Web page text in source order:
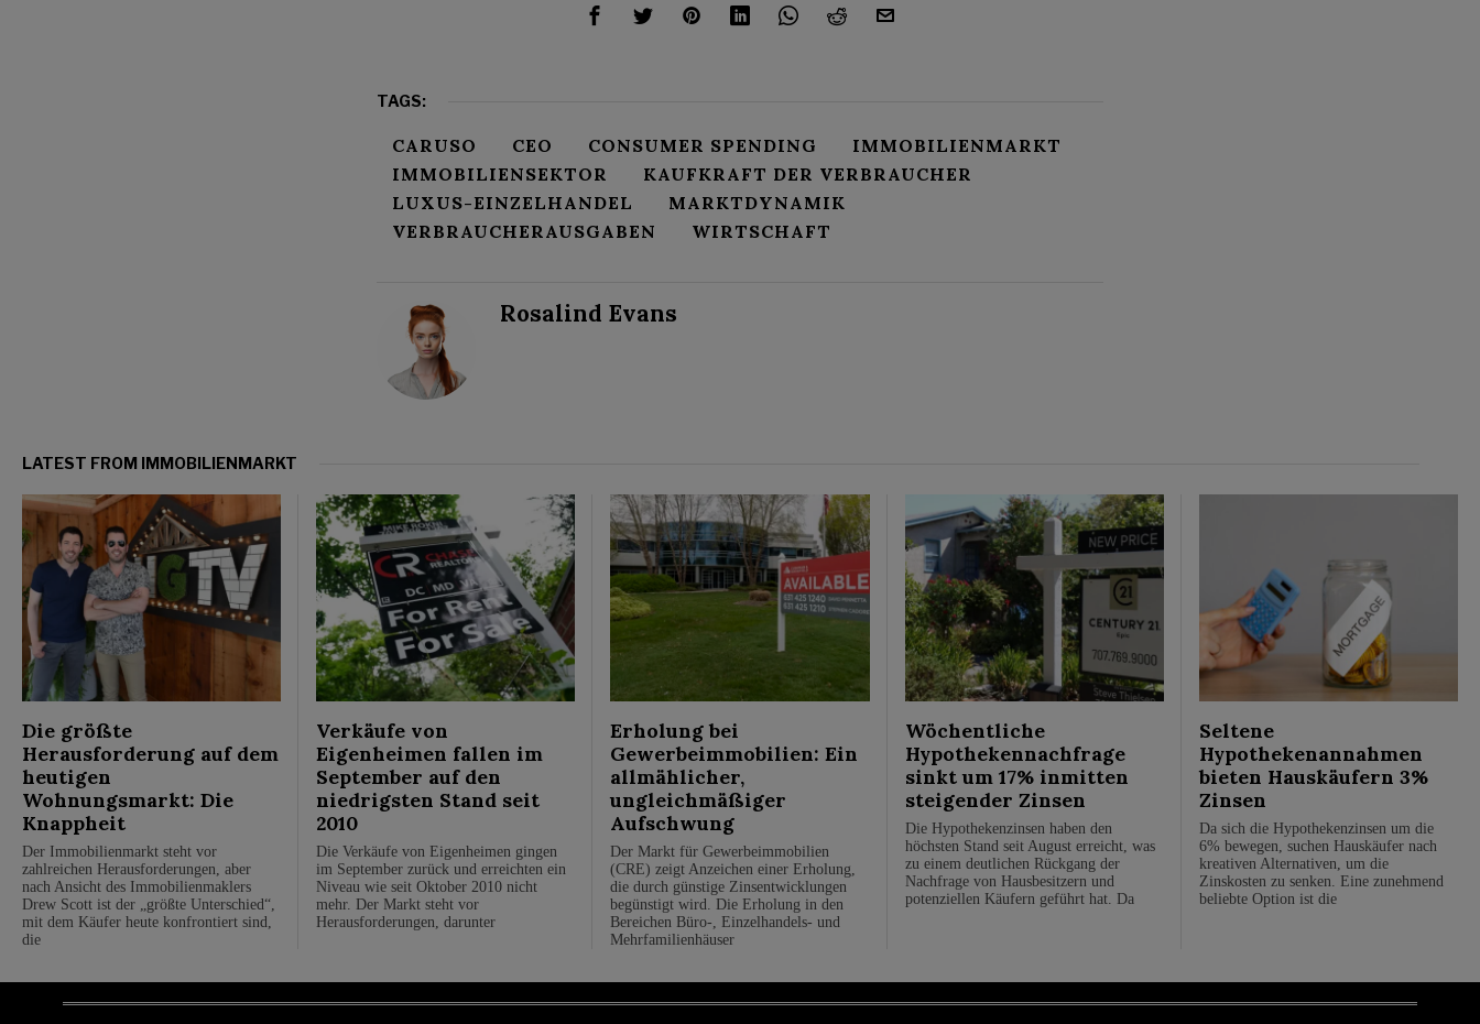
TAGS:
CARUSO CEO CONSUMER SPENDING
IMMOBILIENMARKT
IMMOBILIENSEKTOR
KAUFKRAFT DER VERBRAUCHER
LUXUS-EINZELHANDEL
MARKTDYNAMIK
VERBRAUCHERAUSGABEN
WIRTSCHAFT
Rosalind Evans
LATEST FROM IMMOBILIENMARKT
Die größte
Herausforderung auf dem
heutigen
Wohnungsmarkt: Die
Knappheit
Der Immobilienmarkt steht vor
zahlreichen Herausforderungen, aber
nach Ansicht des Immobilienmaklers
Drew Scott ist der „größte Unterschied“,
mit dem Käufer heute konfrontiert sind,
die
Verkäufe von
Eigenheimen fallen im
September auf den
niedrigsten Stand seit
2010
Die Verkäufe von Eigenheimen gingen
im September zurück und erreichten ein
Niveau wie seit Oktober 2010 nicht
mehr. Der Markt steht vor
Herausforderungen, darunter
Erholung bei
Gewerbeimmobilien: Ein
allmählicher,
ungleichmäßiger
Aufschwung
Der Markt für Gewerbeimmobilien
(CRE) zeigt Anzeichen einer Erholung,
die durch günstige Zinsentwicklungen
begünstigt wird. Die Erholung in den
Bereichen Büro-, Einzelhandels- und
Mehrfamilienhäuser
Wöchentliche
Hypothekennachfrage
sinkt um 17% inmitten
steigender Zinsen
Die Hypothekenzinsen haben den
höchsten Stand seit August erreicht, was
zu einem deutlichen Rückgang der
Nachfrage von Hausbesitzern und
potenziellen Käufern geführt hat. Da
Seltene
Hypothekenannahmen
bieten Hauskäufern 3%
Zinsen
Da sich die Hypothekenzinsen um die
6% bewegen, suchen Hauskäufer nach
kreativen Alternativen, um die
Zinskosten zu senken. Eine zunehmend
beliebte Option ist die